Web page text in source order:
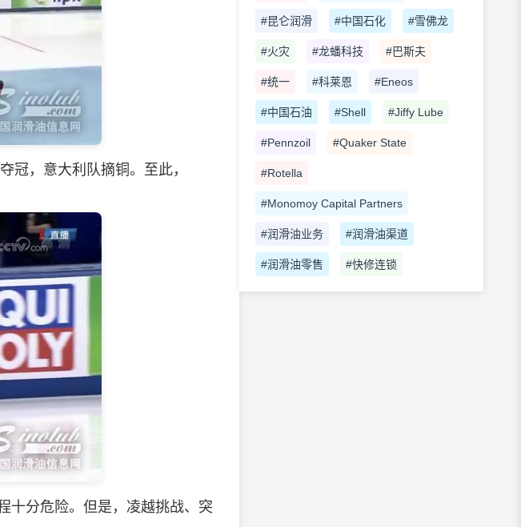
，意大利队摘铜。至此，
分危险。但是，凌越挑战、突
#昆仑润滑 #中国石化 #雪佛龙
#火灾 #龙蟠科技 #巴斯夫
#统一 #科莱恩 #Eneos
#中国石油 #Shell #Jiffy Lube
#Pennzoil #Quaker State
#Rotella
#Monomoy Capital Partners
#润滑油业务 #润滑油渠道
#润滑油零售 #快修连锁